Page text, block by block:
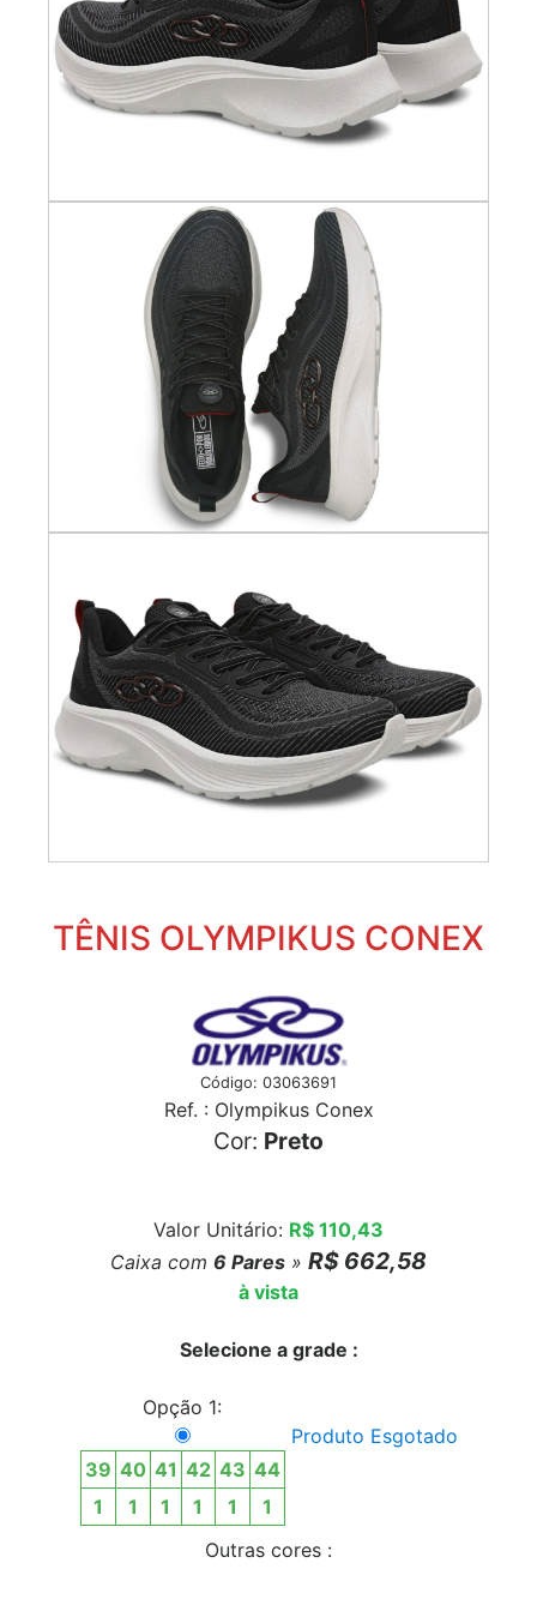
TÊNIS OLYMPIKUS CONEX
Código: 03063691
Ref. : Olympikus Conex
Cor: Preto
Valor Unitário: R$ 110,43
Caixa com 6 Pares » R$ 662,58
à vista
Selecione a grade :
Opção 1:
39 40 41 42 43 44
1
1 1 1 1 1
Produto Esgotado
Outras cores :